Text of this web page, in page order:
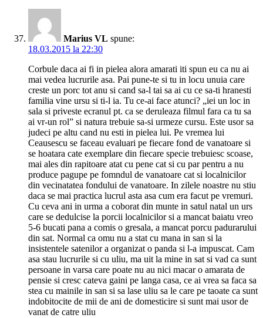
Marius VL spune:
18.03.2015 la 22:30
Corbule daca ai fi in pielea alora amarati iti spun eu ca nu ai
mai vedea lucrurile asa. Pai pune-te si tu in locu unuia care
creste un porc tot anu si cand sa-l tai sa ai cu ce sa-ti hranesti
familia vine ursu si ti-l ia. Tu ce-ai face atunci? „iei un loc in
sala si priveste ecranul pt. ca se deruleaza filmul fara ca tu sa
ai vr-un rol” si natura trebuie sa-si urmeze cursu. Este usor sa
judeci pe altu cand nu esti in pielea lui. Pe vremea lui
Ceausescu se faceau evaluari pe fiecare fond de vanatoare si
se hoatara cate exemplare din fiecare specie trebuiesc scoase,
mai ales din rapitoare atat cu pene cat si cu par pentru a nu
produce pagupe pe fomndul de vanatoare cat si localnicilor
din vecinatatea fondului de vanatoare. In zilele noastre nu stiu
daca se mai practica lucrul asta asa cum era facut pe vremuri.
Cu ceva ani in urma a coborat din munte in satul natal un urs
care se dedulcise la porcii localnicilor si a mancat baiatu vreo
5-6 bucati pana a comis o gresala, a mancat porcu padurarului
din sat. Normal ca omu nu a stat cu mana in san si la
insistentele satenilor a organizat o panda si l-a impuscat. Cam
asa stau lucrurile si cu uliu, ma uit la mine in sat si vad ca sunt
persoane in varsa care poate nu au nici macar o amarata de
pensie si cresc cateva gaini pe langa casa, ce ai vrea sa faca sa
stea cu mainile in san si sa lase uliu sa le care pe taoate ca sunt
indobitocite de mii de ani de domesticire si sunt mai usor de
vanat de catre uliu